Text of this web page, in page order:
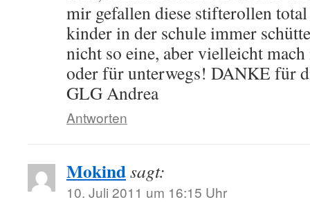
mir gefallen diese stifterollen
kinder in der schule immer
nicht so eine, aber vielleicht
oder für unterwegs! DANKE für
GLG Andrea
Antworten
Mokindsagt:
10. Juli 2011 um 16:15 Uhr